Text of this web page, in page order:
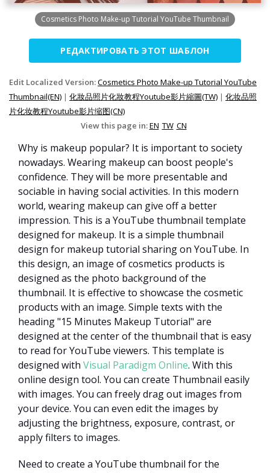
Cosmetics Photo Make-up Tutorial YouTube Thumbnail
РЕДАКТИРОВАТЬ ЭТОТ ШАБЛОН
Edit Localized Version:Cosmetics Photo Make-up Tutorial YouTube
Thumbnail(EN) | 化妝品照片化妝教程Youtube影片縮圖(TW) | 化妆品照
片化妆教程Youtube影片缩图(CN)
View this page in:EN TW CN
Why is makeup popular? It is important to society
nowadays. Wearing makeup can boost people's
confidence. They will be more presentable and
sociable in having social activities. In this modern
world, wearing makeup can give off a better
impression. This is a YouTube thumbnail template
designed for makeup. It is a simple thumbnail
design for makeup tutorial sharing on YouTube. In
this design, an image of cosmetics products is
designed as the photo background of the
thumbnail. It is effective to showcase the cosmetic
products with an image. Simple texts with the
heading "15 Minutes Makeup Tutorial" are
designed at the center of the thumbnail that is easy
to read for YouTube viewers. This template is
designed with Visual Paradigm Online. With this
online design tool. You can create Thumbnail easily
with images. You can freely drag out images from
your device. You can even edit the images by
adjusting the brightness, exposure, contrast, or
apply filters to images.
Need to create a YouTube thumbnail for the